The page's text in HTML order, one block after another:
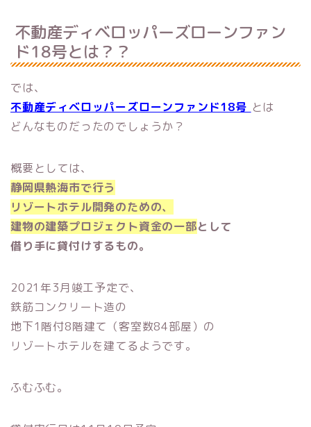
不動産ディベロッパーズローンファン
ド18号とは？？
では、
不動産ディベロッパーズローンファンド18号 とは
どんなものだったのでしょうか？
概要としては、
静岡県熱海市で行う
リゾートホテル開発のための、
建物の建築プロジェクト資金の一部として
借り手に貸付けするもの。
2021年3月竣工予定で、
鉄筋コンクリート造の
地下1階付8階建て（客室数84部屋）の
リゾートホテルを建てるようです。
ふむふむ。